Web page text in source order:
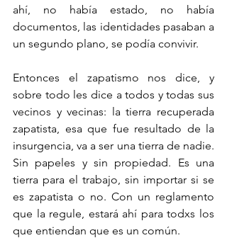
ahí, no había estado, no había
documentos, las identidades pasaban a
un segundo plano, se podía convivir.
Entonces el zapatismo nos dice, y
sobre todo les dice a todos y todas sus
vecinos y vecinas: la tierra recuperada
zapatista, esa que fue resultado de la
insurgencia, va a ser una tierra de nadie.
Sin papeles y sin propiedad. Es una
tierra para el trabajo, sin importar si se
es zapatista o no. Con un reglamento
que la regule, estará ahí para todxs los
que entiendan que es un común.